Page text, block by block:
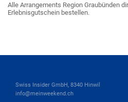
Alle Arrangements Region Graubünden
Erlebnisgutschein bestellen.
Swiss Insider GmbH, 8340 Hinwil
info@meinweekend.ch